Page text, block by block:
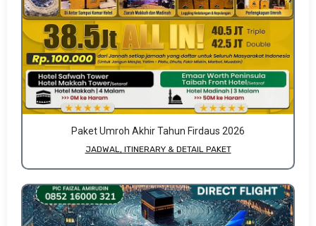
Paket Umroh Akhir Tahun Firdaus 2026
JADWAL, ITINERARY & DETAIL PAKET